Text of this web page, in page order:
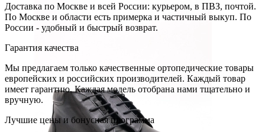
Доставка по Москве и всей России: курьером, в ПВЗ, почтой.
По Москве и области есть примерка и частичный выкуп. По
России - удобный и быстрый возврат.
Гарантия качества
Мы предлагаем только качественные ортопедические товары
европейских и российских производителей. Каждый товар
имеет гарантию. Каждая модель отобрана нами тщательно и
вручную.
Лучшие цены и бонусная программа